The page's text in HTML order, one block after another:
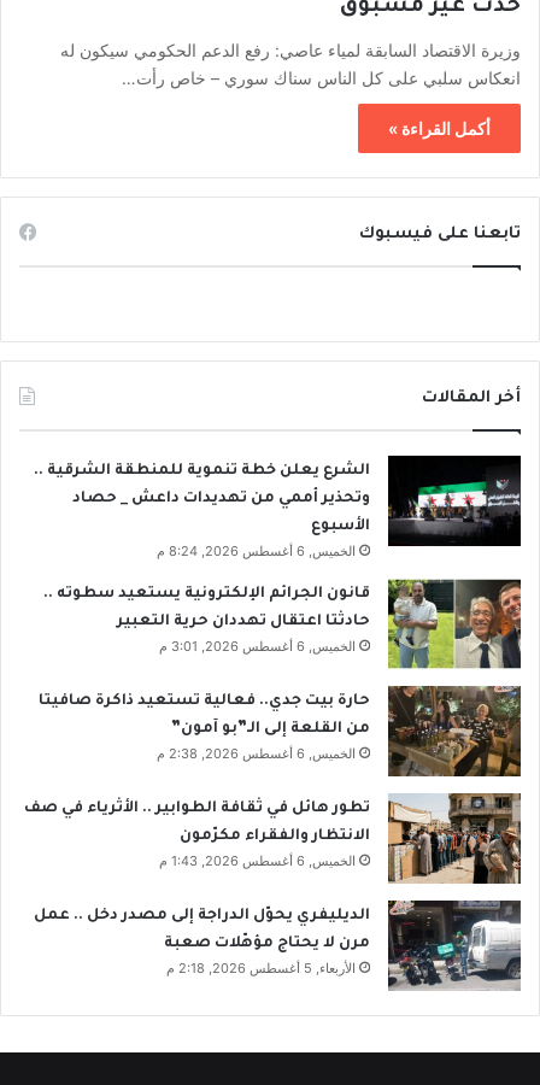
حدث غير مسبوق
وزيرة الاقتصاد السابقة لمياء عاصي: رفع الدعم الحكومي سيكون له
انعكاس سلبي على كل الناس سناك سوري – خاص رأت…
أكمل القراءة »
تابعنا على فيسبوك
أخر المقالات
الشرع يعلن خطة تنموية للمنطقة الشرقية ..
وتحذير أممي من تهديدات داعش _ حصاد
الأسبوع
الخميس, 6 أغسطس 2026, 8:24 م
قانون الجرائم الإلكترونية يستعيد سطوته ..
حادثتا اعتقال تهددان حرية التعبير
الخميس, 6 أغسطس 2026, 3:01 م
حارة بيت جدي.. فعالية تستعيد ذاكرة صافيتا
من القلعة إلى الـ”بو آمون”
الخميس, 6 أغسطس 2026, 2:38 م
تطور هائل في ثقافة الطوابير .. الأثرياء في صف
الانتظار والفقراء مكرّمون
الخميس, 6 أغسطس 2026, 1:43 م
الديليفري يحوّل الدراجة إلى مصدر دخل .. عمل
مرن لا يحتاج مؤهّلات صعبة
الأربعاء, 5 أغسطس 2026, 2:18 م